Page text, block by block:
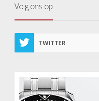
Volg ons op
TWITTER